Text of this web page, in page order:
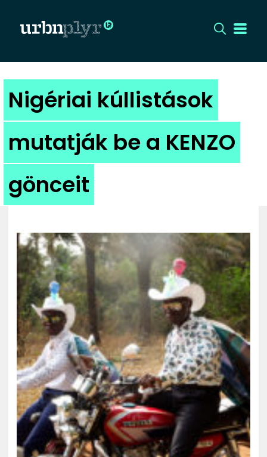
CÍMLAP
DIZÁJN
DIVAT
UTCA
ZENE
MÉDIAAJÁNLAT
IMPRESSZUM
PR-ARCHÍVUM
ADATKEZELÉSI TÁJÉKOZTATÓ
Nigériai kúllistások
mutatják be a KENZO
gönceit